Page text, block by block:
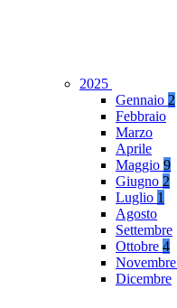
2025
Gennaio 2
Febbraio
Marzo
Aprile
Maggio 9
Giugno 2
Luglio 1
Agosto
Settembre
Ottobre 4
Novembre
Dicembre